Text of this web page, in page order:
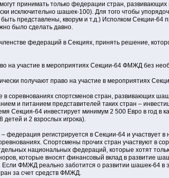
принимать только федерации стран, развивающих
исключительно шашек-100). Для того чтобы
представлены, кворум и т.д.) Исполком Секции-64
было сделать давно.
федераций в Секциях, принять решение,
на участие в мероприятиях Секции-64 ФМЖД без
получают право на участие в мероприятиях
соревнованиях спортсменов стран, развивающих
и питанием представителей таких стран –
Секция-64 инвестирует минимум 2 500 Евро в год в
и 2 взрослых игрока).
федерация регистрируется в Секции-64 и участвует
Спортсмены прочих стран участвуют в
национальных федераций, которые хотят
которые вносят финансовый вклад в развитие
ФМЖД реально заботится о развитии шашек-64 в
за счет средств ФМЖД.